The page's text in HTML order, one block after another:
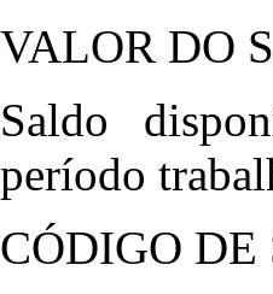
VALOR DO
Saldo
período
CÓDIGO DE